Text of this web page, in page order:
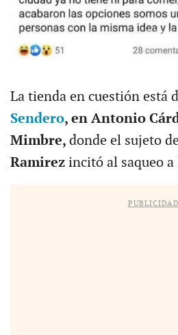
La tienda en cuestión está
Sendero, en Antonio
Mimbre, donde el sujeto
Ramirezincitó al saqueo
PUBLICIDAD